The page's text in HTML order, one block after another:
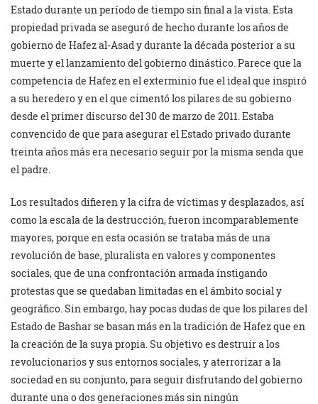
Estado durante un período de tiempo sin final a la vista. Esta
propiedad privada se aseguró de hecho durante los años de
gobierno de Hafez al-Asad y durante la década posterior a su
muerte y el lanzamiento del gobierno dinástico. Parece que la
competencia de Hafez en el exterminio fue el ideal que inspiró
a su heredero y en el que cimentó los pilares de su gobierno
desde el primer discurso del 30 de marzo de 2011. Estaba
convencido de que para asegurar el Estado privado durante
treinta años más era necesario seguir por la misma senda que
el padre.
Los resultados difieren y la cifra de víctimas y desplazados, así
como la escala de la destrucción, fueron incomparablemente
mayores, porque en esta ocasión se trataba más de una
revolución de base, pluralista en valores y componentes
sociales, que de una confrontación armada instigando
protestas que se quedaban limitadas en el ámbito social y
geográfico. Sin embargo, hay pocas dudas de que los pilares del
Estado de Bashar se basan más en la tradición de Hafez que en
la creación de la suya propia. Su objetivo es destruir a los
revolucionarios y sus entornos sociales, y aterrorizar a la
sociedad en su conjunto, para seguir disfrutando del gobierno
durante una o dos generaciones más sin ningún